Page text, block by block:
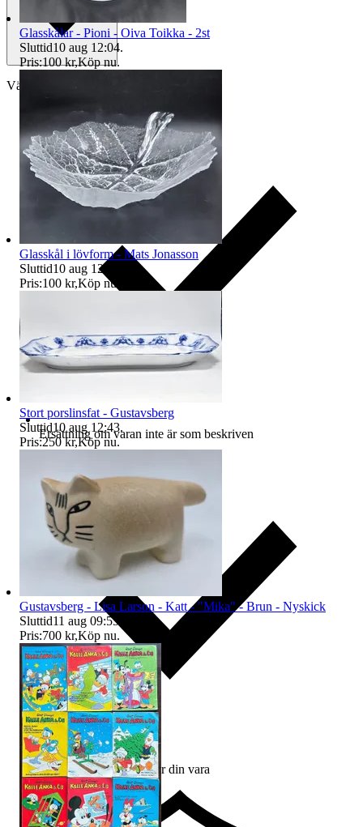
Välj till köparskydd
Ersättning om varan inte är som beskriven
Ersättning om du inte får din vara
Glasskålar - Pioni - Oiva Toikka - 2st
Sluttid10 aug 12:04.
Pris:100 kr,Köp nu.
Glasskål i lövform - Mats Jonasson
Sluttid10 aug 12:05
Pris:100 kr,Köp nu
Stort porslinsfat - Gustavsberg
Sluttid10 aug 12:43.
Pris:250 kr,Köp nu.
Gustavsberg - Lisa Larson - Katt - "Mika" - Brun - Nyskick
Sluttid11 aug 09:55
Pris:700 kr,Köp nu.